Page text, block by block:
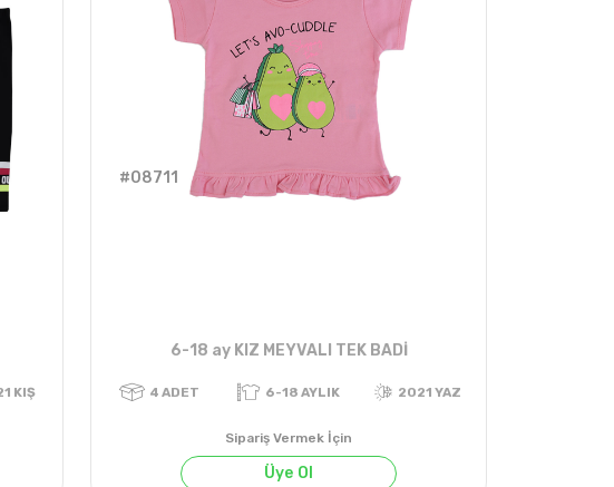
#08711
6-18 ay KIZ MEYVALI TEK BADİ
Sipariş Vermek İçin
Üye Ol